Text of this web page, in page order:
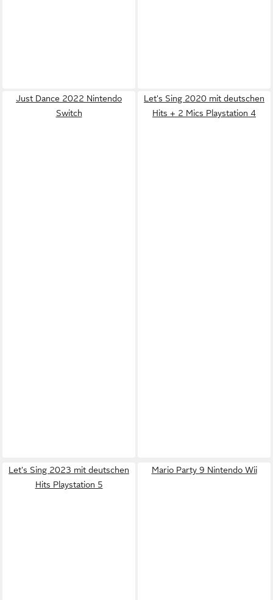
Just Dance 2022 Nintendo
Switch
Let's Sing 2020 mit deutschen
Hits + 2 Mics Playstation 4
Let's Sing 2023 mit deutschen
Hits Playstation 5
Mario Party 9 Nintendo Wii